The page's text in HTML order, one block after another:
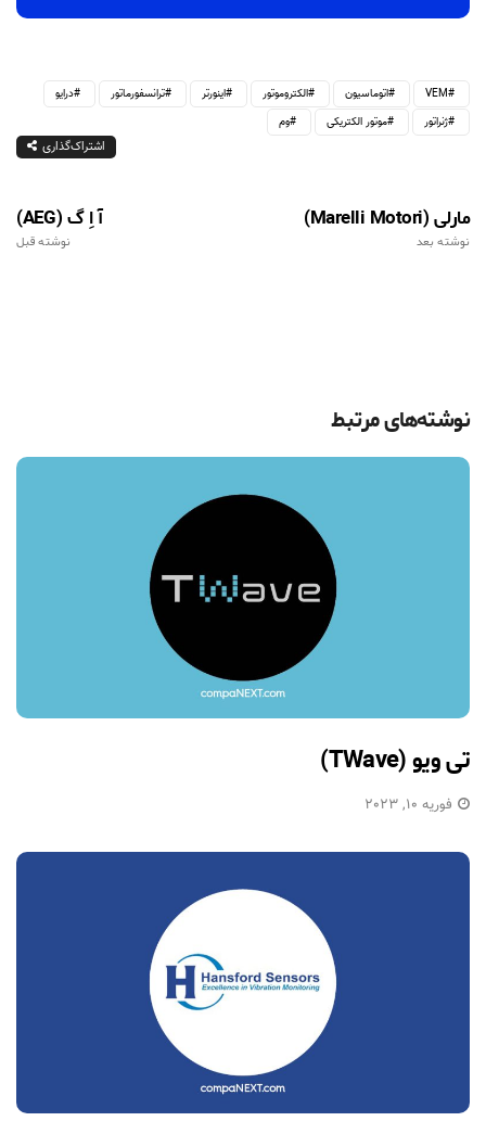
VEM اتوماسیون الکتروموتور اینورتر ترانسفورماتور
درایو
ژنراتور
موتور الکتریکی وم
اشتراک‌گذاری
آ اِ گ (AEG)
نوشته قبل
مارلی (Marelli Motori)
نوشته بعد
نوشته‌های مرتبط
تی ویو (TWave)
فوریه 10, 2023